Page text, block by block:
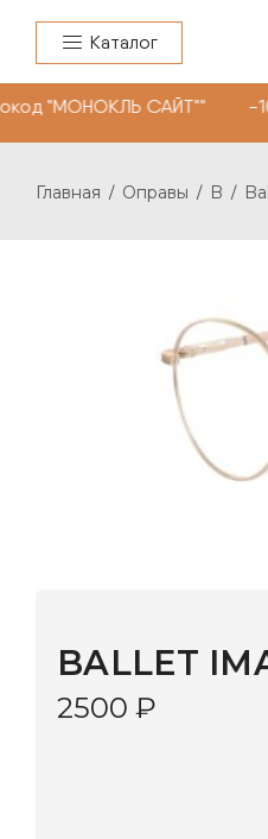
Каталог
"МОНОКЛЬ САЙТ"" -
Главная / Оправы / B /